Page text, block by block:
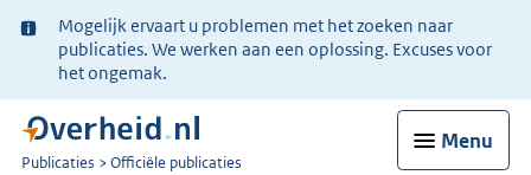
Ter
informatie:
Mogelijk ervaart u problemen met het zoeken naar
publicaties. We werken aan een oplossing. Excuses voor
het ongemak.
Menu
U
Publicaties Officiële publicaties